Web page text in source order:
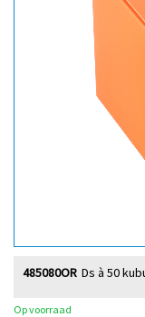
Ds à 50
485080OR
Op voorraad